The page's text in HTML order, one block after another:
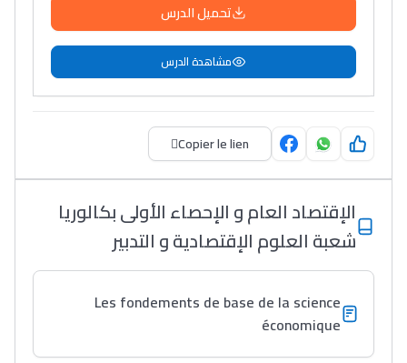
Interviews/Vidéos
+ de 89 Interviews/Vidéos
دليل المهن
ما يزيد عن 149 مهنة
دليل التوجيه
التوجيه بالثانوي و الإعدادي
تحميل الدرس
مشاهدة الدرس
Copier le lien
الإقتصاد العام و الإحصاء الأولى بكالوريا
شعبة العلوم الإقتصادية و التدبير
Les fondements de base de la science
économique